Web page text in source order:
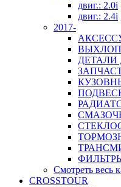
двиг.: 2.0i
двиг.: 2.4i
2017-
ДЕТАЛИ
Смотреть весь
CROSSTOUR